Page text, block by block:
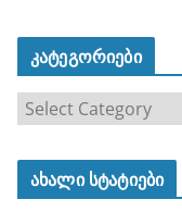
კატეგორიები
ა
ტ
ახალი სტატიები